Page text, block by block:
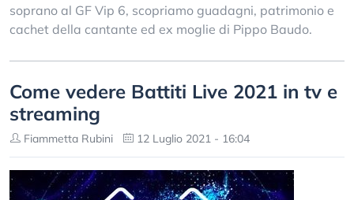
soprano al GF Vip 6, scopriamo guadagni, patrimonio e
cachet della cantante ed ex moglie di Pippo Baudo.
Come vedere Battiti Live 2021 in tv e
streaming
Fiammetta Rubini 12 Luglio 2021 - 16:04